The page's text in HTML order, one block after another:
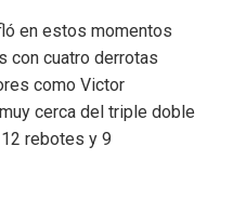
en estos momentos
con cuatro derrotas
como Victor
cerca del triple doble
rebotes y 9